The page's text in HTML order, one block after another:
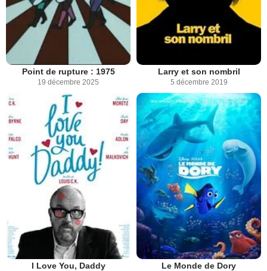
Point de rupture : 1975
19 décembre 2025
Larry et son nombril
5 décembre 2019
I Love You, Daddy Le Monde de Dory